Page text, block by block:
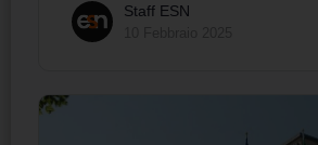
Staff ESN